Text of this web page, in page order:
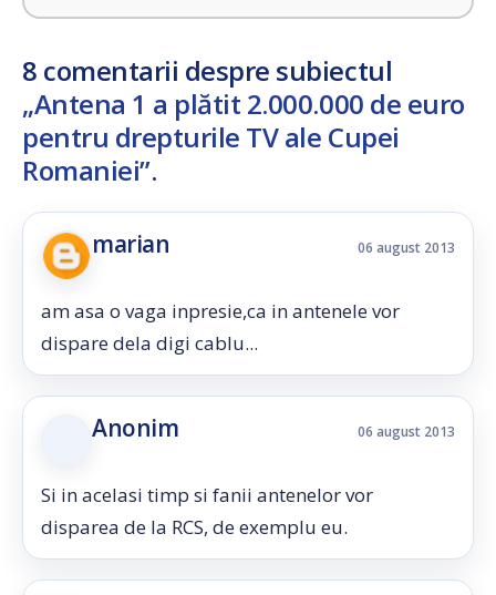
8 comentarii despre subiectul
„Antena 1 a plătit 2.000.000 de euro
pentru drepturile TV ale Cupei
Romaniei”.
marian 06 august 2013
am asa o vaga inpresie,ca in antenele vor
dispare dela digi cablu...
Anonim 06 august 2013
Si in acelasi timp si fanii antenelor vor
disparea de la RCS, de exemplu eu.